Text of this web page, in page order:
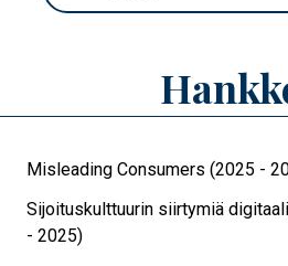
Misleading Consumers (2025 -
Sijoituskulttuurin siirtymiä
- 2025)